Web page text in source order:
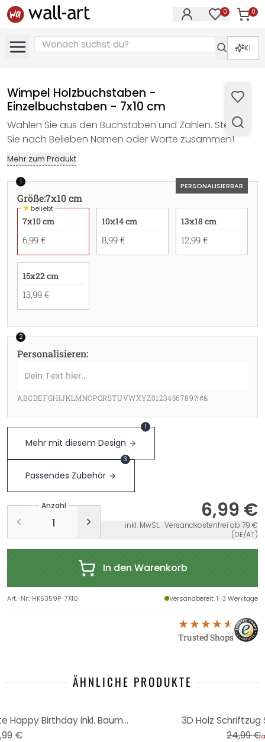
0 0
KI
Wimpel Holzbuchstaben -
Einzelbuchstaben - 7x10 cm
Wählen Sie aus den Buchstaben und Zahlen. Stellen
Sie nach Belieben Namen oder Worte zusammen!
Mehr zum Produkt
PERSONALISIERBAR
1
Größe:7x10 cm
★beliebt
7x10 cm
6,99 €
10x14 cm
8,99 €
13x18 cm
12,99 €
15x22 cm
13,99 €
2
Personalisieren:
ABCDEFGHIJKLMNOPQRSTUVWXYZ0123456789?!#&
Mehr mit diesem Design
1
Passendes Zubehör
3
Anzahl 6,99 €
inkl. MwSt. · Versandkostenfrei ab 79 €
(DE/AT)
In den Warenkorb
Art.-Nr.: HK5359P-7X10 Versandbereit: 1-3 Werktage
Trusted Shops
ÄHNLICHE PRODUKTE
Holzdeko Pappel - Wimpelkette Happy Birthday inkl. Baumwollseil
€
3D Holz
24,99 €